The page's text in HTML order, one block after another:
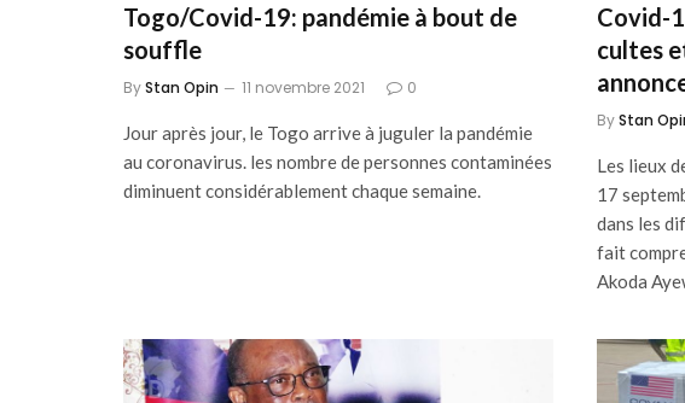
Togo/Covid-19: pandémie à bout de
souffle
ByStan Opin 11 novembre 2021 0
Jour après jour, le Togo arrive à juguler la pandémie
au coronavirus. les nombre de personnes contaminées
diminuent considérablement chaque semaine.
Covid-
cultes
ByStan
Les lieux
17
dans les
fait
Akoda